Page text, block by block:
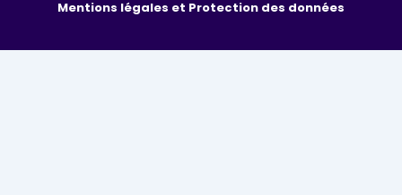
Mentions légales et Protection des données